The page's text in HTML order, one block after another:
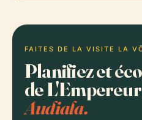
FAITES DE LA VISITE LA
Planifiez et
de
Audiala.